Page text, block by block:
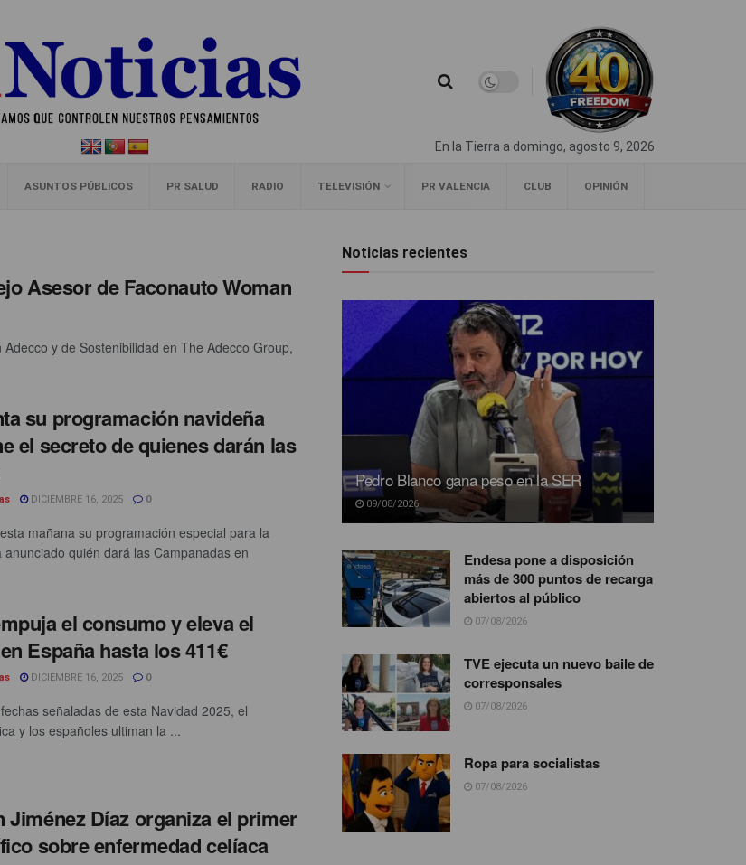
En la Tierra a domingo, agosto 9, 2026
ASUNTOS PÚBLICOS PR SALUD RADIO TELEVISIÓN PR VALENCIA CLUB OPINIÓN
Asesor de Faconauto Woman
y de Sostenibilidad en The Adecco Group,
su programación navideña
el secreto de quienes darán las
DICIEMBRE 16, 2025 0
mañana su programación especial para la
quién dará las Campanadas en
el consumo y eleva el
España hasta los 411€
DICIEMBRE 16, 2025 0
señaladas de esta Navidad 2025, el
y los españoles ultiman la ...
Jiménez Díaz organiza el primer
sobre enfermedad celíaca
Noticias recientes
Pedro Blanco gana peso en la SER
09/08/2026
Endesa pone a disposición
más de 300 puntos de recarga
abiertos al público
07/08/2026
TVE ejecuta un nuevo baile de
corresponsales
07/08/2026
Ropa para socialistas
07/08/2026